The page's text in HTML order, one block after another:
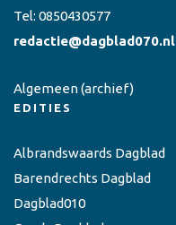
Tel: 0850430577
redactie@dagblad070.nl
Algemeen(archief)
EDITIES
Albrandswaards Dagblad
Barendrechts Dagblad
Dagblad010